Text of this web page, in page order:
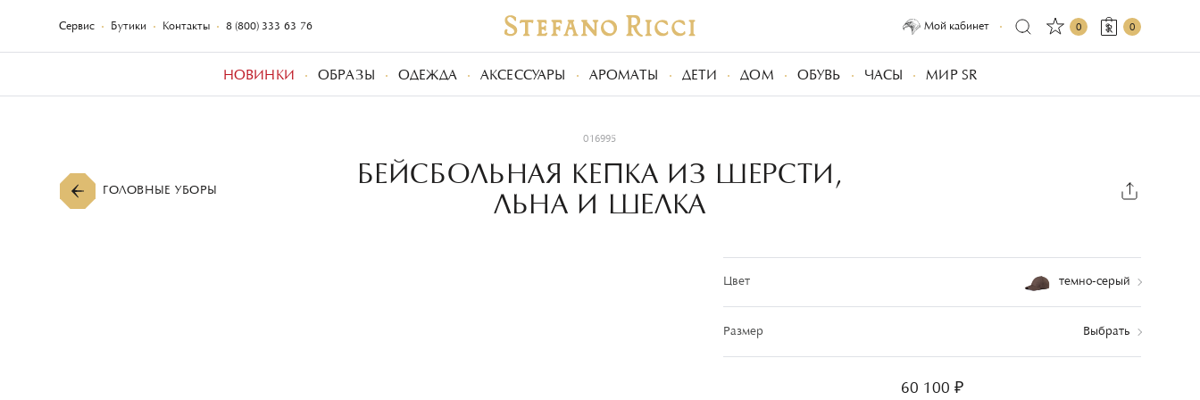
Сервис Бутики Контакты 8 (800) 333-63-76 Мой кабинет 0 0
НОВИНКИ ОБРАЗЫ ОДЕЖДА АКСЕССУАРЫ АРОМАТЫ ДЕТИ ДОМ ОБУВЬ ЧАСЫ МИР SR
016995
ГОЛОВНЫЕ УБОРЫ
БЕЙСБОЛЬНАЯ КЕПКА ИЗ ШЕРСТИ,
ЛЬНА И ШЕЛКА
Цвет темно-серый
Размер Выбрать
60 100 ₽